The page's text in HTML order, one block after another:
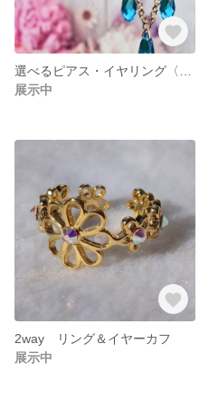
展示中
2way リング＆イヤーカフ
展示中